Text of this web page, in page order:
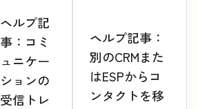
ヘルプ記
事：コミ
ュニケー
ションの
受信トレ
ヘルプ記事：
別のCRMまた
はESPからコ
ンタクトを移